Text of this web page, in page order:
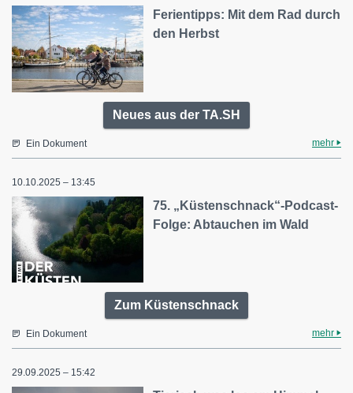
Ferientipps: Mit dem Rad durch
den Herbst
Neues aus der TA.SH
Ein Dokument mehr
10.10.2025 – 13:45
75. „Küstenschnack“-Podcast-
Folge: Abtauchen im Wald
Zum Küstenschnack
Ein Dokument mehr
29.09.2025 – 15:42